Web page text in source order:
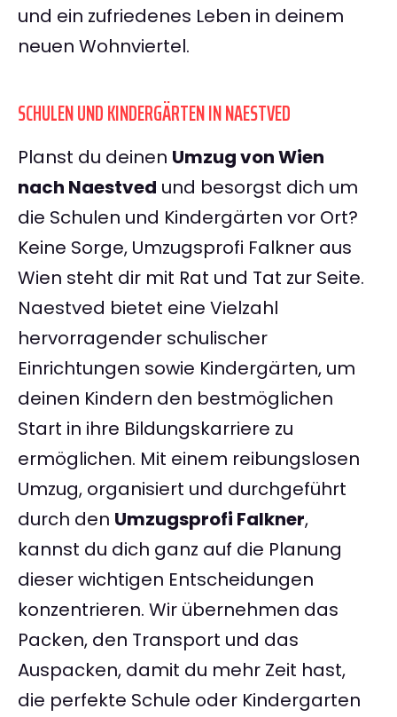
und ein zufriedenes Leben in deinem
neuen Wohnviertel.
SCHULEN UND KINDERGÄRTEN IN NAESTVED
Planst du deinen Umzug von Wien
nach Naestved und besorgst dich um
die Schulen und Kindergärten vor Ort?
Keine Sorge, Umzugsprofi Falkner aus
Wien steht dir mit Rat und Tat zur Seite.
Naestved bietet eine Vielzahl
hervorragender schulischer
Einrichtungen sowie Kindergärten, um
deinen Kindern den bestmöglichen
Start in ihre Bildungskarriere zu
ermöglichen. Mit einem reibungslosen
Umzug, organisiert und durchgeführt
durch den Umzugsprofi Falkner,
kannst du dich ganz auf die Planung
dieser wichtigen Entscheidungen
konzentrieren. Wir übernehmen das
Packen, den Transport und das
Auspacken, damit du mehr Zeit hast,
die perfekte Schule oder Kindergarten